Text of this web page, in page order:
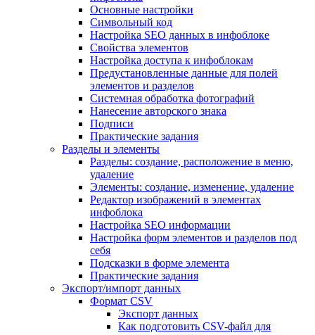
Основные настройки
Символьный код
Настройка SEO данных в инфоблоке
Свойства элементов
Настройка доступа к инфоблокам
Предустановленные данные для полей
элементов и разделов
Системная обработка фотографий
Нанесение авторского знака
Подписи
Практические задания
Разделы и элементы
Разделы: создание, расположение в меню,
удаление
Элементы: создание, изменение, удаление
Редактор изображений в элементах
инфоблока
Настройка SEO информации
Настройка форм элементов и разделов под
себя
Подсказки в форме элемента
Практические задания
Экспорт/импорт данных
Формат CSV
Экспорт данных
Как подготовить CSV-файл для